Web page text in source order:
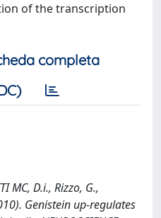
of the transcription
completa
MC, D.i., Rizzo, G.,
Genistein up-regulates